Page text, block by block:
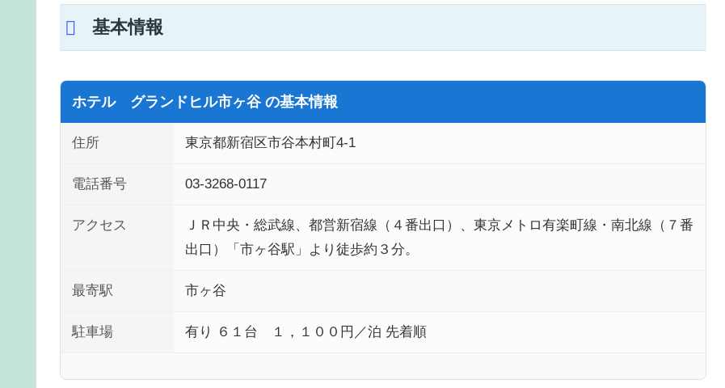
基本情報
ホテル グランドヒル市ヶ谷 の基本情報
住所 東京都新宿区市谷本村町4-1
電話番号 03-3268-0117
アクセス
ＪＲ中央・総武線、都営新宿線（４番出口）、東京メトロ有楽町線・南北線（７番
出口）「市ヶ谷駅」より徒歩約３分。
最寄駅 市ヶ谷
駐車場 有り ６１台 １，１００円／泊 先着順